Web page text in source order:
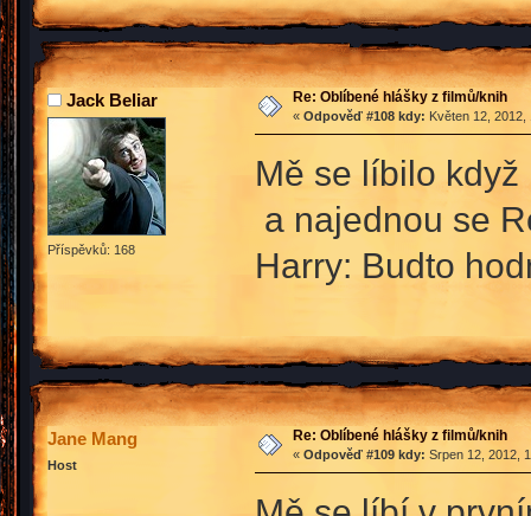
Jack Beliar
Příspěvků: 168
Re: Oblíbené hlášky z filmů/knih
« Odpověď #108 kdy: Květen 12, 2012,
Mě se líbilo
a najednou se
Harry: Budto
Jane Mang
Host
Re: Oblíbené hlášky z filmů/knih
« Odpověď #109 kdy: Srpen 12, 2012,